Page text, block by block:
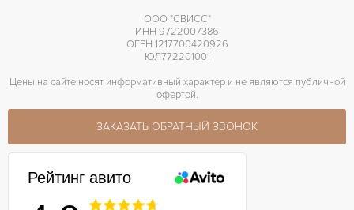
ООО "СВИСС"
ИНН 9722007386
ОГРН 1217700420926
ЮЛ772201001
Цены на сайте носят информативный характер и не являются публичной
офертой.
ЗАКАЗАТЬ ОБРАТНЫЙ ЗВОНОК
Рейтинг авито